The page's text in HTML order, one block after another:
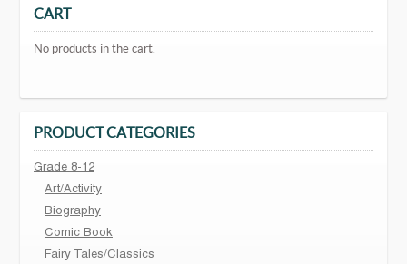
CART
No products in the cart.
PRODUCT CATEGORIES
Grade 8-12
Art/Activity
Biography
Comic Book
Fairy Tales/Classics